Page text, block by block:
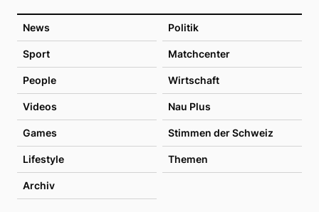
News Politik
Sport Matchcenter
People Wirtschaft
Videos Nau Plus
Games Stimmen der Schweiz
Lifestyle Themen
Archiv